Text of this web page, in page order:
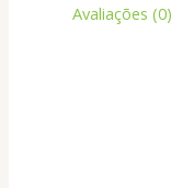
Avaliações (0)